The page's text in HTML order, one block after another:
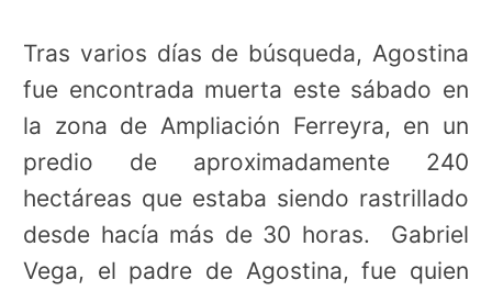
Tras varios días de búsqueda, Agostina
fue encontrada muerta este sábado en
la zona de Ampliación Ferreyra, en un
predio de aproximadamente 240
hectáreas que estaba siendo rastrillado
desde hacía más de 30 horas. Gabriel
Vega, el padre de Agostina, fue quien